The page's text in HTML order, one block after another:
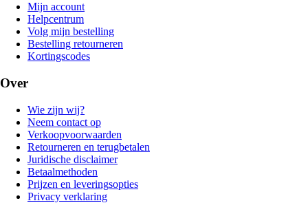
Mijn account
Helpcentrum
Volg mijn bestelling
Bestelling retourneren
Kortingscodes
Over
Wie zijn wij?
Neem contact op
Verkoopvoorwaarden
Retourneren en terugbetalen
Juridische disclaimer
Betaalmethoden
Prijzen en leveringsopties
Privacy verklaring